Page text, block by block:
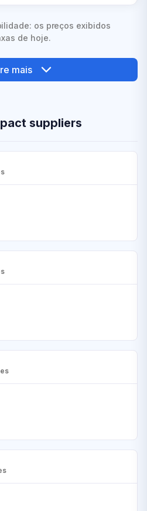
os preços exibidos
de hoje.
mais
suppliers